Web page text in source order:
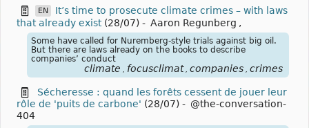
EN
It’s time to prosecute climate crimes – with laws
that already exist (28/07) - Aaron Regunberg ,
Some have called for Nuremberg-style trials against big oil.
But there are laws already on the books to describe
companies’ conduct
climate , focusclimat , companies , crimes
Sécheresse : quand les forêts cessent de jouer leur
rôle de 'puits de carbone' (28/07) - @the-conversation-
404